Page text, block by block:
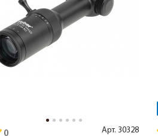
Арт. 30328